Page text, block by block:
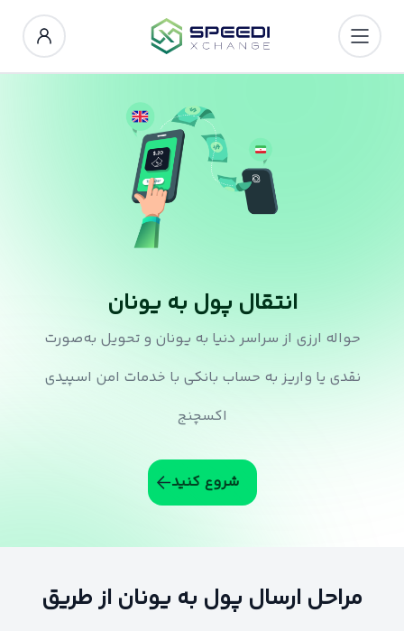
انتقال پول به یونان
حواله ارزی از سراسر دنیا به یونان و تحویل به‌صورت
نقدی یا واریز به حساب بانکی با خدمات امن اسپیدی
اکسچنج
شروع کنید
مراحل ارسال پول به یونان از طریق